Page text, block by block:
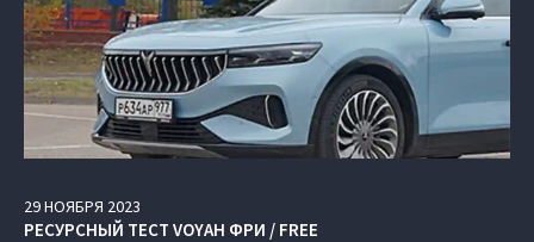
29НОЯБРЯ 2023
РЕСУРСНЫЙ ТЕСТ VOYAH ФРИ / FREE